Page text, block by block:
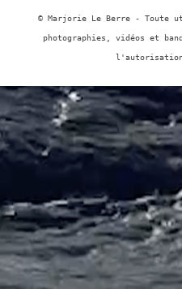
© Marjorie Le Berre - Toute
photographies, vidéos et